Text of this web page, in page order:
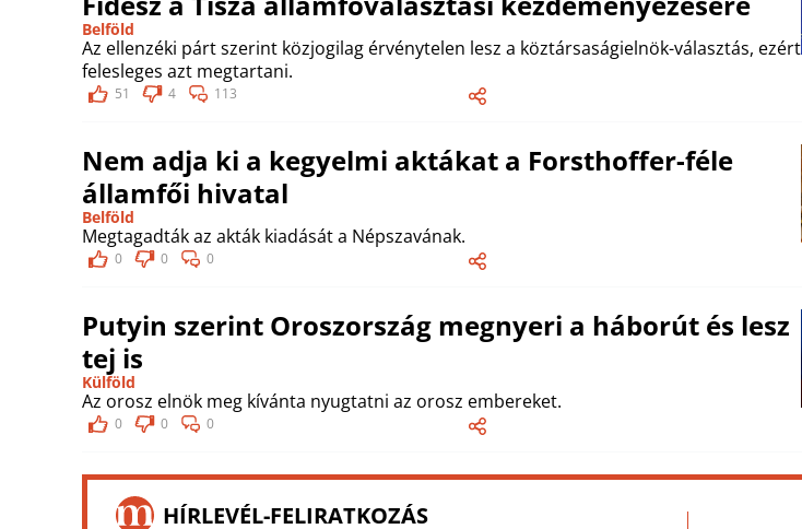
Belföld
Az ellenzéki párt szerint közjogilag érvénytelen lesz a köztársaságielnök-választás, ezért
felesleges azt megtartani.
51 4 113
Nem adja ki a kegyelmi aktákat a Forsthoffer-féle
államfői hivatal
Belföld
Megtagadták az akták kiadását a Népszavának.
0 0 0
Putyin szerint Oroszország megnyeri a háborút és lesz
tej is
Külföld
Az orosz elnök meg kívánta nyugtatni az orosz embereket.
0 0 0
HÍRLEVÉL-FELIRATKOZÁS